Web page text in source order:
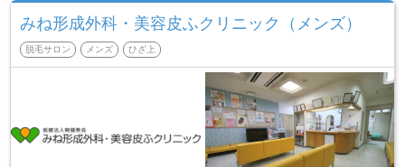
みね形成外科・美容皮ふクリニック（メンズ）
脱毛サロン メンズ ひざ上